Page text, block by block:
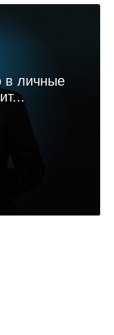
в личные